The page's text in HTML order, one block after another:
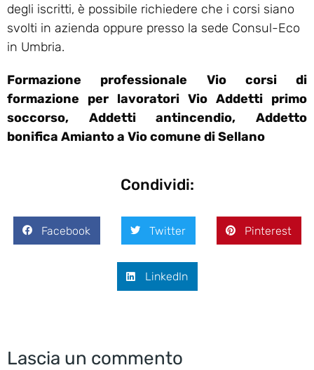
degli iscritti, è possibile richiedere che i corsi siano
svolti in azienda oppure presso la sede Consul-Eco
in Umbria.
Formazione professionale Vio corsi di
formazione per lavoratori Vio Addetti primo
soccorso, Addetti antincendio, Addetto
bonifica Amianto a Vio comune di Sellano
Condividi:
Facebook Twitter Pinterest
LinkedIn
Lascia un commento